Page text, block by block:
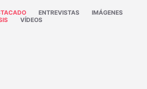
ENTREVISTAS
IMÁGENES
VÍDEOS